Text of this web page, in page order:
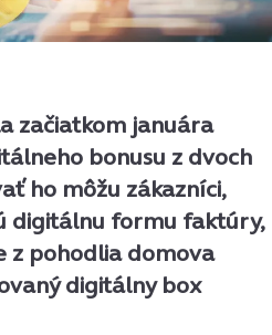
začiatkom januára
bonusu z dvoch
ho môžu zákazníci,
digitálnu formu faktúry,
z pohodlia domova
digitálny box